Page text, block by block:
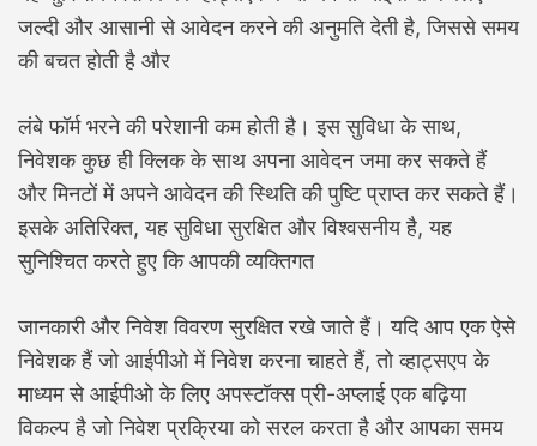
जल्दी और आसानी से आवेदन करने की अनुमति देती है, जिससे समय
की बचत होती है और
लंबे फॉर्म भरने की परेशानी कम होती है। इस सुविधा के साथ,
निवेशक कुछ ही क्लिक के साथ अपना आवेदन जमा कर सकते हैं
और मिनटों में अपने आवेदन की स्थिति की पुष्टि प्राप्त कर सकते हैं।
इसके अतिरिक्त, यह सुविधा सुरक्षित और विश्वसनीय है, यह
सुनिश्चित करते हुए कि आपकी व्यक्तिगत
जानकारी और निवेश विवरण सुरक्षित रखे जाते हैं। यदि आप एक ऐसे
निवेशक हैं जो आईपीओ में निवेश करना चाहते हैं, तो व्हाट्सएप के
माध्यम से आईपीओ के लिए अपस्टॉक्स प्री-अप्लाई एक बढ़िया
विकल्प है जो निवेश प्रक्रिया को सरल करता है और आपका समय